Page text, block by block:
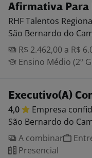
Afirmativa Para
RHF Talentos
São Bernardo do
R$ 2.462,00 a R$
Ensino Médio (2º
Executivo(A)
4,0 Empresa
São Bernardo do
A combinar
Presencial